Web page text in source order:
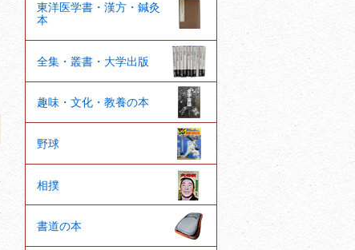
東洋医学書・漢方・鍼灸
本
全集・叢書・大学出版
趣味・文化・教養の本
野球
相撲
書道の本